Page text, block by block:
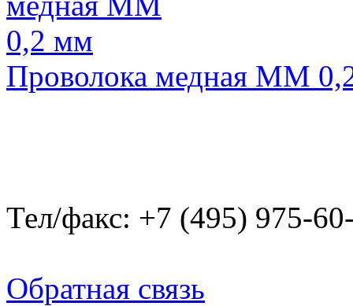
Проволока медная ММ
Тел/факс: +7 (495) 975-
Обратная связь